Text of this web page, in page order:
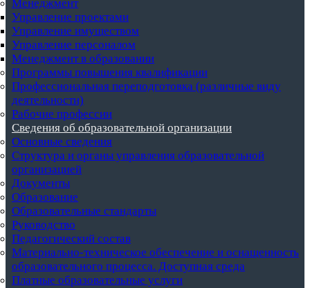
Менеджмент
Управление проектами
Управление имуществом
Управление персоналом
Менеджмент в образовании
Программы повышения квалификации
Профессиональная переподготовка (различные виду
деятельности)
Рабочие профессии
Сведения об образовательной организации
Основные сведения
Структура и органы управления образовательной
организацией
Документы
Образование
Образовательные стандарты
Руководство
Педагогический состав
Материально-техническое обеспечение и оснащенность
образовательного процесса. Доступная среда
Платные образовательные услуги